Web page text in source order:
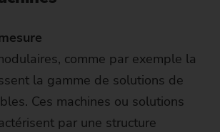
comme par exemple la
la gamme de solutions de
Ces machines ou solutions
par une structure